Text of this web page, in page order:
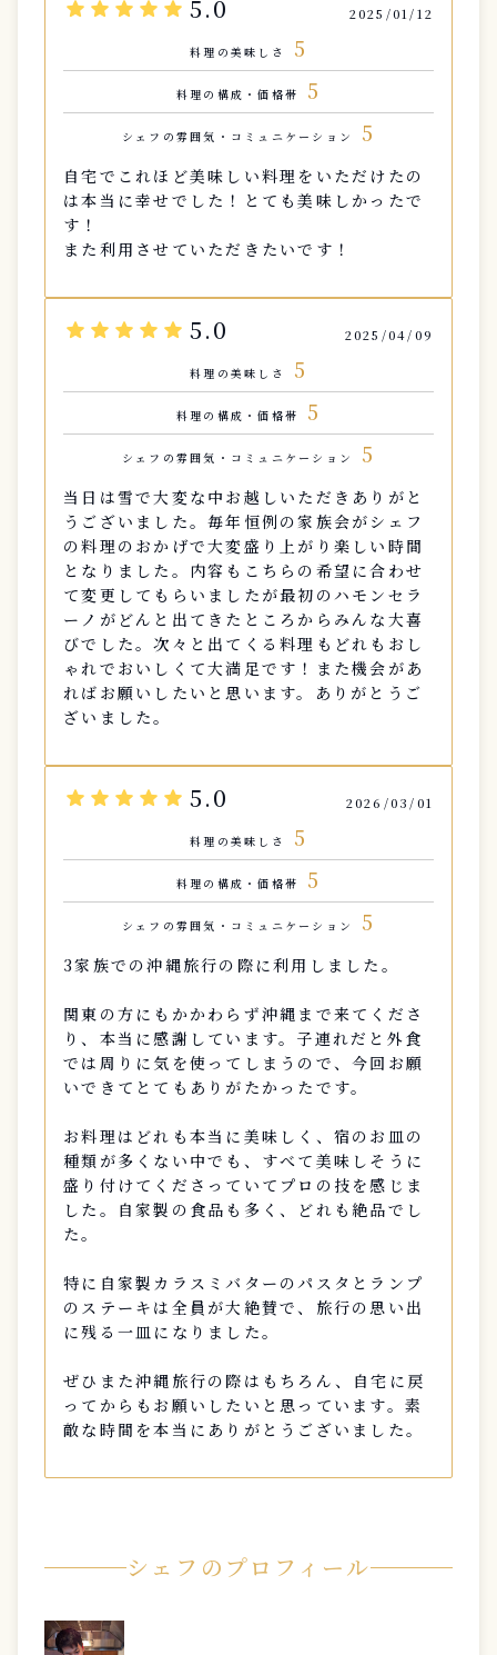
star star star star star 5.0 2025/01/12
料理の美味しさ 5
料理の構成・価格帯 5
シェフの雰囲気・コミュニケーション 5
自宅でこれほど美味しい料理をいただけたの
は本当に幸せでした！とても美味しかったで
す！
また利用させていただきたいです！
star star star star star 5.0 2025/04/09
料理の美味しさ 5
料理の構成・価格帯 5
シェフの雰囲気・コミュニケーション 5
当日は雪で大変な中お越しいただきありがと
うございました。毎年恒例の家族会がシェフ
の料理のおかげで大変盛り上がり楽しい時間
となりました。内容もこちらの希望に合わせ
て変更してもらいましたが最初のハモンセラ
ーノがどんと出てきたところからみんな大喜
びでした。次々と出てくる料理もどれもおし
ゃれでおいしくて大満足です！また機会があ
ればお願いしたいと思います。ありがとうご
ざいました。
star star star star star 5.0 2026/03/01
料理の美味しさ 5
料理の構成・価格帯 5
シェフの雰囲気・コミュニケーション 5
3家族での沖縄旅行の際に利用しました。
関東の方にもかかわらず沖縄まで来てくださ
り、本当に感謝しています。子連れだと外食
では周りに気を使ってしまうので、今回お願
いできてとてもありがたかったです。
お料理はどれも本当に美味しく、宿のお皿の
種類が多くない中でも、すべて美味しそうに
盛り付けてくださっていてプロの技を感じま
した。自家製の食品も多く、どれも絶品でし
た。
特に自家製カラスミバターのパスタとランプ
のステーキは全員が大絶賛で、旅行の思い出
に残る一皿になりました。
ぜひまた沖縄旅行の際はもちろん、自宅に戻
ってからもお願いしたいと思っています。素
敵な時間を本当にありがとうございました。
シェフのプロフィール